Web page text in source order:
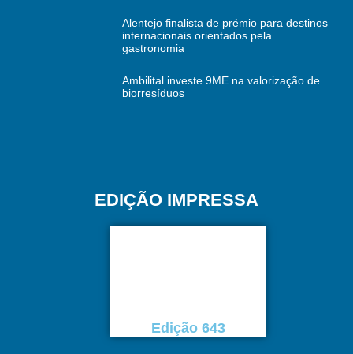
Alentejo finalista de prémio para destinos
internacionais orientados pela
gastronomia
Ambilital investe 9ME na valorização de
biorresíduos
EDIÇÃO IMPRESSA
Edição 643